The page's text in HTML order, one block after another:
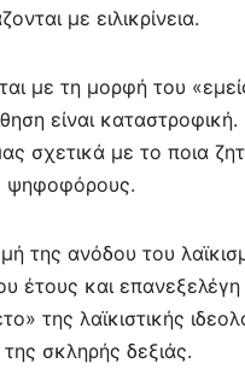
με ειλικρίνεια.
με τη μορφή του
είναι
σχετικά με το ποια
ψηφοφόρους.
της ανόδου του
έτους και
της λαϊκιστικής
σκληρής δεξιάς.